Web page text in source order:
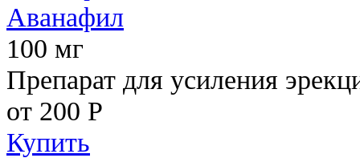
Аванафил
100 мг
Препарат для усиления
от 200 Р
Купить